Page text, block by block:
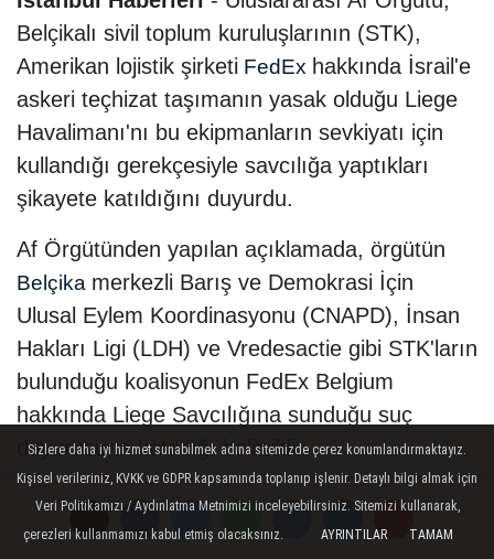
Belçikalı sivil toplum kuruluşlarının (STK),
Amerikan lojistik şirketi FedEx hakkında İsrail'e
askeri teçhizat taşımanın yasak olduğu Liege
Havalimanı'nı bu ekipmanların sevkiyatı için
kullandığı gerekçesiyle savcılığa yaptıkları
şikayete katıldığını duyurdu.
Af Örgütünden yapılan açıklamada, örgütün
Belçika merkezli Barış ve Demokrasi İçin
Ulusal Eylem Koordinasyonu (CNAPD), İnsan
Hakları Ligi (LDH) ve Vredesactie gibi STK'ların
bulunduğu koalisyonun FedEx Belgium
hakkında Liege Savcılığına sunduğu suç
duyurusuna katıldığı belirtildi.
Açıklamada, FedEx Belgium'un F-35 savaş
uçaklarının parçaları dahil askeri ekipmanları,
Sizlere daha iyi hizmet sunabilmek adına sitemizde çerez konumlandırmaktayız.
Kişisel verileriniz, KVKK ve GDPR kapsamında toplanıp işlenir. Detaylı bilgi almak için
Veri Politikamızı / Aydınlatma Metnimizi inceleyebilirsiniz. Sitemizi kullanarak,
çerezleri kullanmamızı kabul etmiş olacaksınız.
AYRINTILAR TAMAM